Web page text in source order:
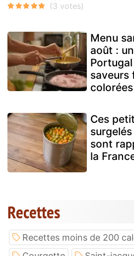
Menu
août :
saveurs
colorées
Ces
sont
la
Recettes
Recettes moins de 200